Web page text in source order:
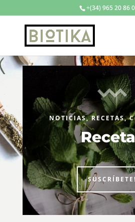
+(34) 965 20 86
NOTICIAS, RECETAS,
SUSCRÍBETE!